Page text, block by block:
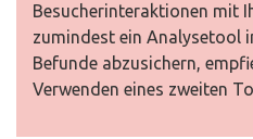
Besucherinteraktionen mit
zumindest ein Analysetool
Befunde abzusichern,
Verwenden eines zweiten